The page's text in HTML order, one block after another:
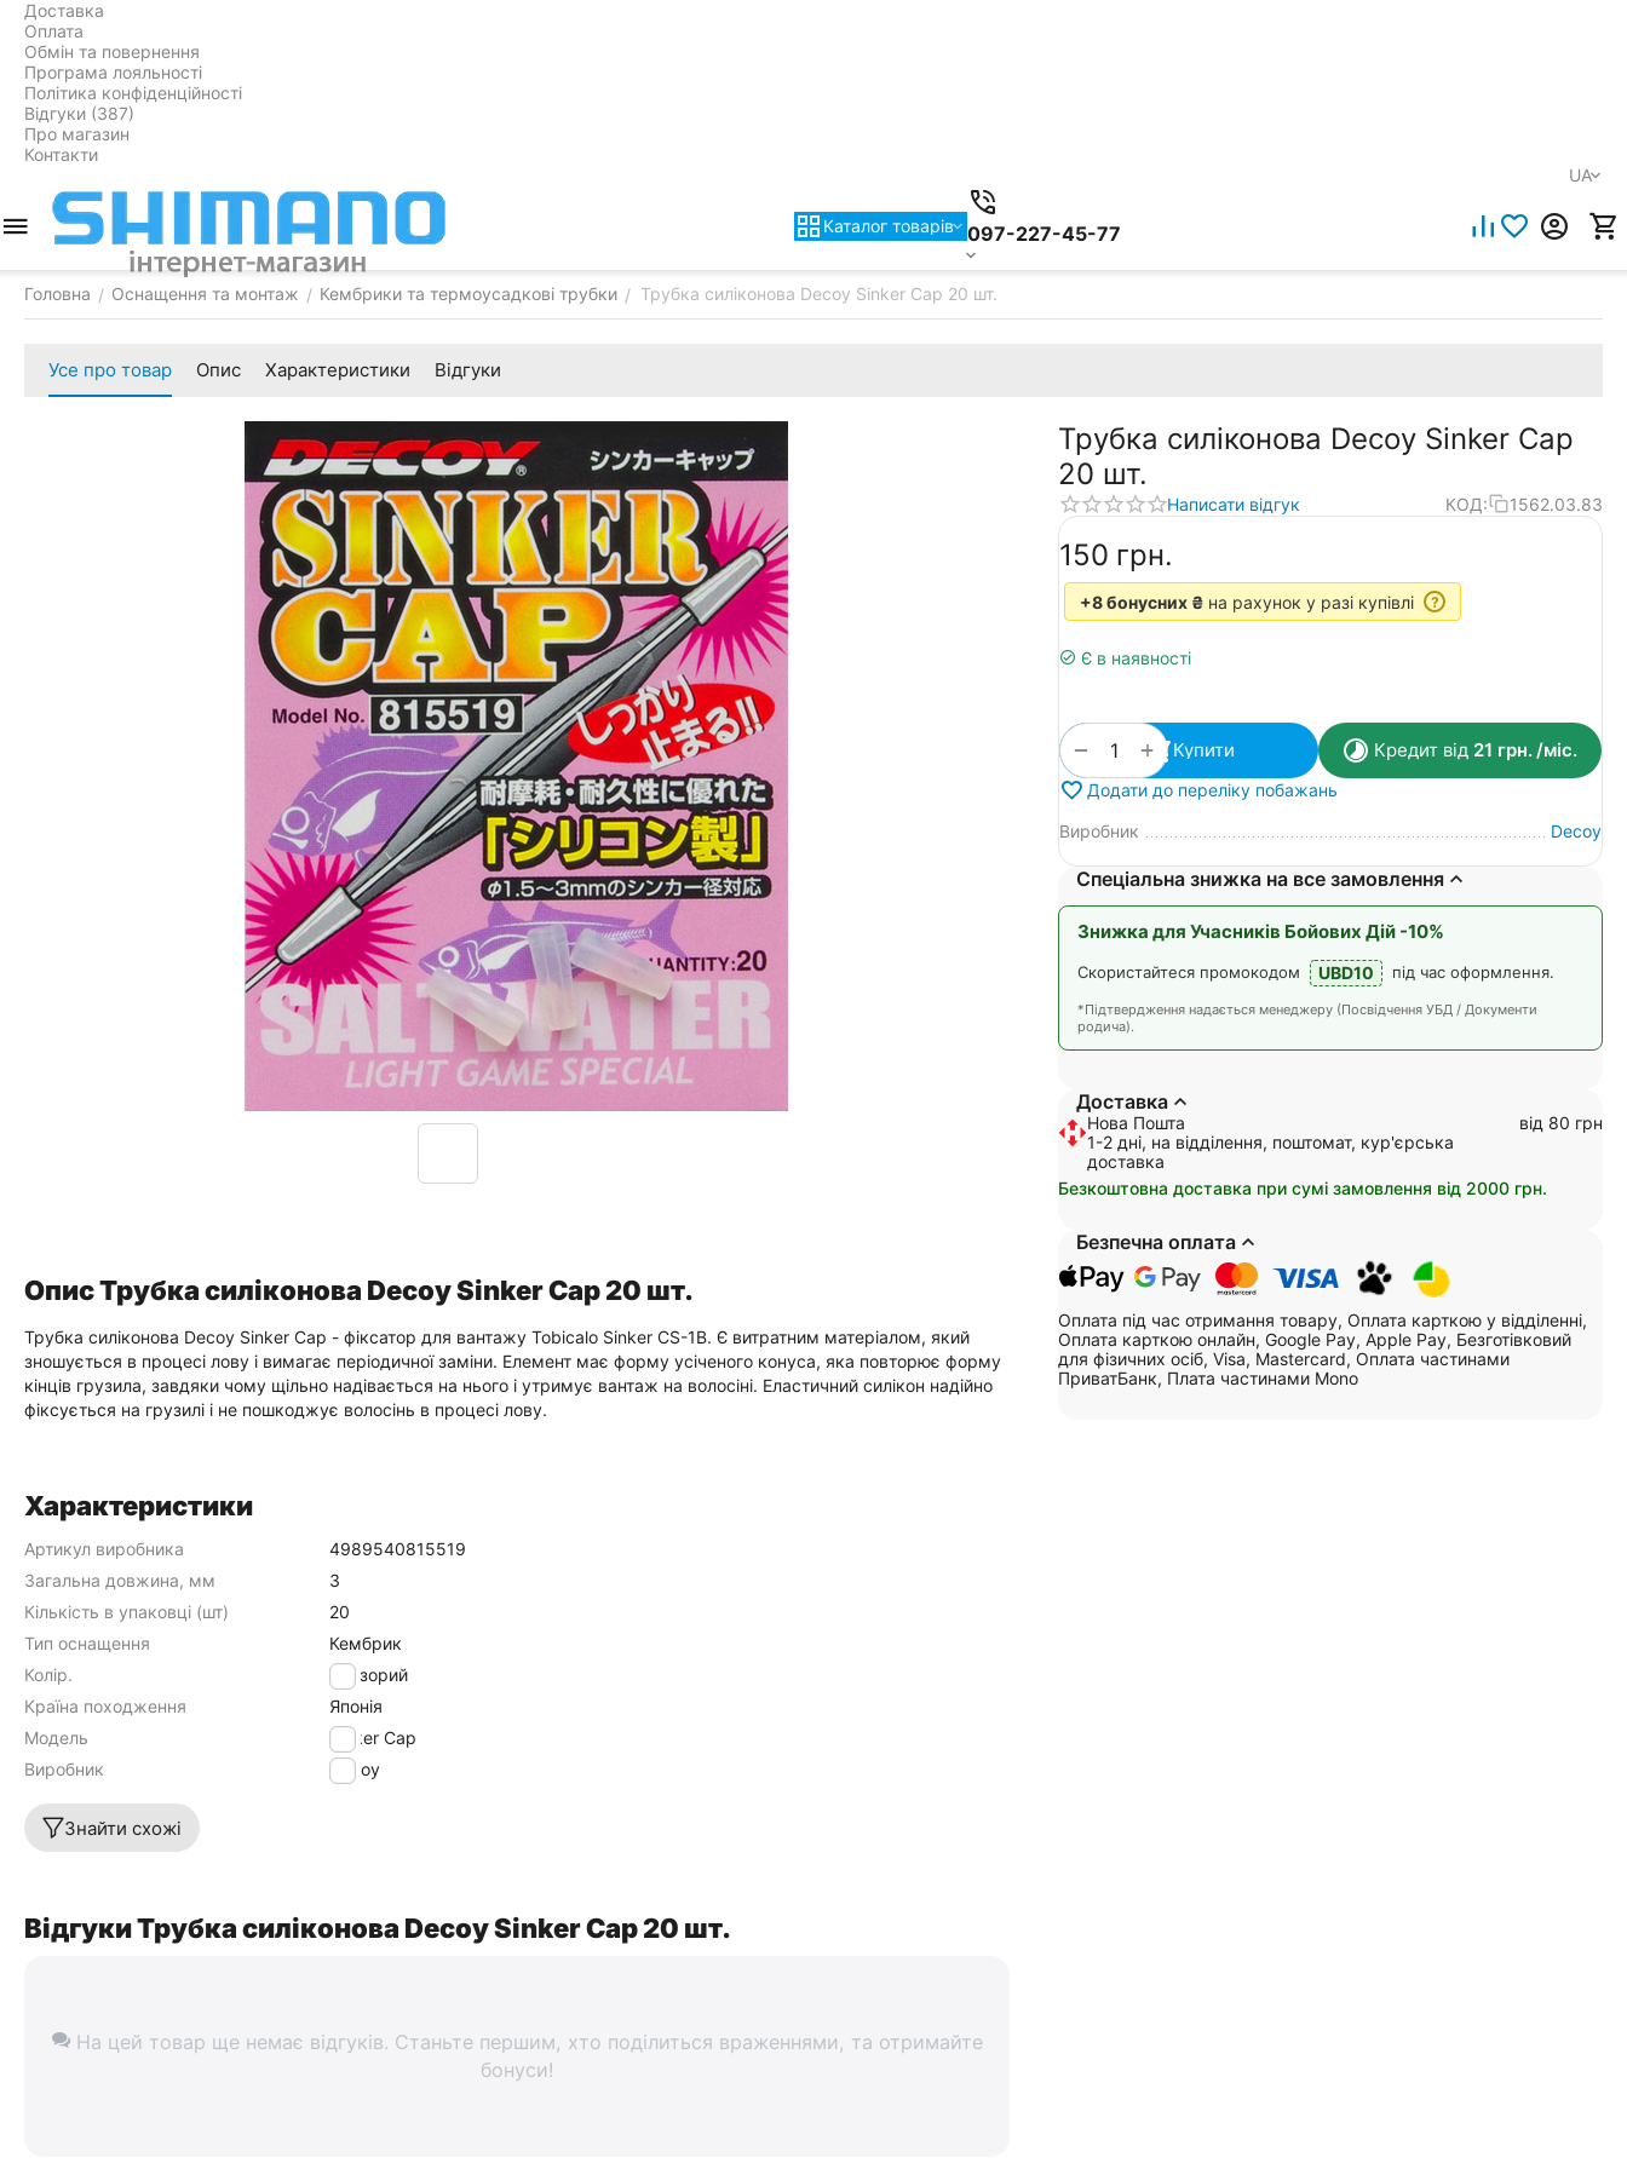
Доставка
Оплата
Обмін та повернення
Програма лояльності
Політика конфіденційності
Відгуки (387)
Про магазин
Контакти
UA
Каталог товарiв 097-227-45-77
Головна / Оснащення та монтаж / Кембрики та термоусадкові трубки / Трубка силіконова Decoy Sinker Cap 20 шт.
Усе про товар Опис Характеристики Відгуки
Трубка силіконова Decoy Sinker Cap
20 шт.
Написати відгук КОД: 1562.03.83
‍150‍ грн.
+8 бонусних ₴ на рахунок у разі купівлі ?
Є в наявності
+
− Купити Кредит від 21 грн./міс.
Додати до переліку побажань
Виробник
Decoy
Спеціальна знижка на все замовлення
Знижка для Учасників Бойових Дій -10%
Скористайтеся промокодом UBD10 під час оформлення.
*Підтвердження надається менеджеру (Посвідчення УБД / Документи
родича).
Доставка
Нова Пошта
1-2 дні, на відділення, поштомат, кур'єрська
доставка
від 80 грн
Безкоштовна доставка при сумі замовлення від 2000 грн.
Безпечна оплата
Оплата під час отримання товару, Оплата карткою у відділенні,
Оплата карткою онлайн, Google Pay, Apple Pay, Безготівковий
для фізичних осіб, Visa, Mastercard, Оплата частинами
ПриватБанк, Плата частинами Mono
Опис Трубка силіконова Decoy Sinker Cap 20 шт.
Трубка силіконова Decoy Sinker Cap - фіксатор для вантажу Tobicalo Sinker CS-1B. Є витратним матеріалом, який
зношується в процесі лову і вимагає періодичної заміни. Елемент має форму усіченого конуса, яка повторює форму
кінців грузила, завдяки чому щільно надівається на нього і утримує вантаж на волосіні. Еластичний силікон надійно
фіксується на грузилі і не пошкоджує волосінь в процесі лову.
Характеристики
Артикул виробника
4989540815519
Загальна довжина, мм
3
Кількість в упаковці (шт)
20
Тип оснащення
Кембрик
Колір.
прозорий
Країна походження
Японія
Модель
Sinker Cap
Виробник
Decoy
Знайти схожі
Відгуки Трубка силіконова Decoy Sinker Cap 20 шт.
На цей товар ще немає відгуків. Станьте першим, хто поділиться враженнями, та отримайте
бонуси!